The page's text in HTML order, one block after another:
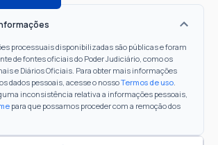
processuais disponibilizadas são públicas e foram
de fontes oficiais do Poder Judiciário, como os
e Diários Oficiais. Para obter mais informações
dados pessoais, acesse o nossoTermos de uso.
inconsistência relativa a informações pessoais,
para que possamos proceder com a remoção dos